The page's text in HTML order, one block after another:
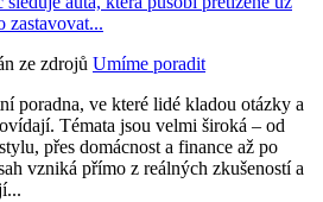
zastavovat...
ze zdrojů Umíme poradit
poradna, ve které lidé kladou otázky a
Témata jsou velmi široká – od
přes domácnost a finance až po
vzniká přímo z reálných zkušeností a